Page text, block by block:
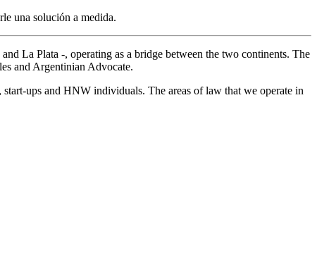
una solución a medida.
La Plata -, operating as a bridge between the two continents. The
and Argentinian Advocate.
ups and HNW individuals. The areas of law that we operate in